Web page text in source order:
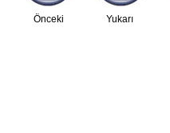
Yukarı
Önceki